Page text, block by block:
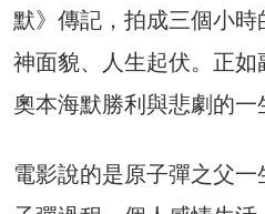
默》傳記，拍成三個小
神面貌、人生起伏。正如
奧本海默勝利與悲劇的一
電影說的是原子彈之父